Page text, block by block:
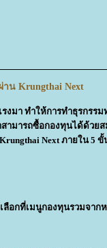
น Krungthai Next
งมา ทำให้การทำธุรกร
ามารถซื้อกองทุนได้ด้วย
Next ภายใน 5
เลือกที่เมนูกองทุนรวมจา